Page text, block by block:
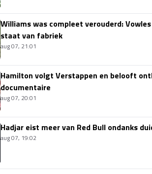
Williams was compleet verouderd:
staat van fabriek
aug 07, 21:01
Hamilton volgt Verstappen en belooft
documentaire
aug 07, 20:01
Hadjar eist meer van Red Bull ondanks
aug 07, 19:02